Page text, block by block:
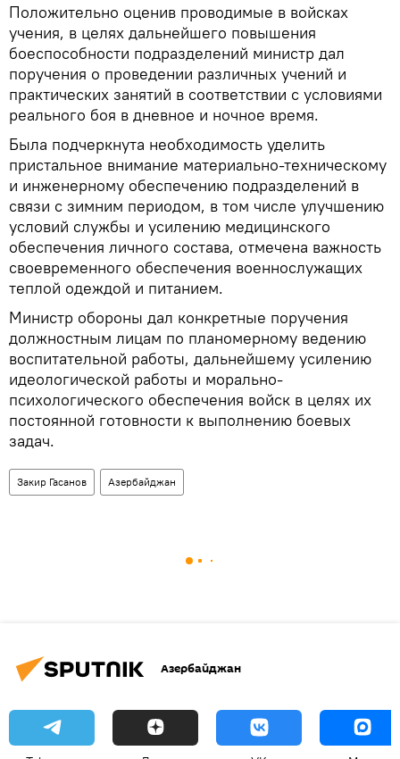
Положительно оценив проводимые в войсках
учения, в целях дальнейшего повышения
боеспособности подразделений министр дал
поручения о проведении различных учений и
практических занятий в соответствии с условиями
реального боя в дневное и ночное время.
Была подчеркнута необходимость уделить
пристальное внимание материально-техническому
и инженерному обеспечению подразделений в
связи с зимним периодом, в том числе улучшению
условий службы и усилению медицинского
обеспечения личного состава, отмечена важность
своевременного обеспечения военнослужащих
теплой одеждой и питанием.
Министр обороны дал конкретные поручения
должностным лицам по планомерному ведению
воспитательной работы, дальнейшему усилению
идеологической работы и морально-
психологического обеспечения войск в целях их
постоянной готовности к выполнению боевых
задач.
Закир Гасанов Азербайджан
Азербайджан